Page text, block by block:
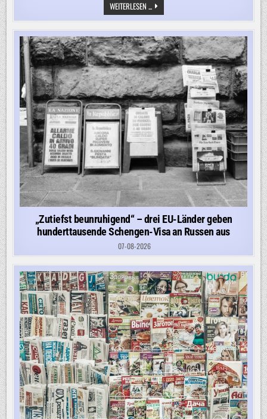
WEITERLESEN ... DEUTSCHLAND
„IM
FADENKREUZ“
–
STRACK-
ZIMMERMANN
VERMUTET
RUSSLAND
HINTER
SPRENGSTOFF-
DROHNE
„Zutiefst beunruhigend“ – drei EU-Länder geben
hunderttausende Schengen-Visa an Russen aus
07-08-2026